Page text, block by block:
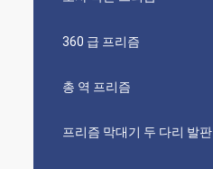
360 급 프리즘
총 역 프리즘
프리즘 막대기 두 다리 발판